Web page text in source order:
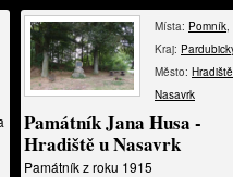
Místa: Pomník,
Kraj:
Město:
Nasavrk
Památník Jana Husa -
Hradiště u Nasavrk
Památník z roku 1915